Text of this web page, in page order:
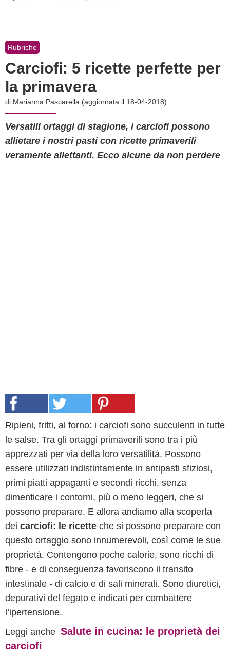
Rubriche
Carciofi: 5 ricette perfette per
la primavera
di Marianna Pascarella (aggiornata il 18-04-2018)
Versatili ortaggi di stagione, i carciofi possono
allietare i nostri pasti con ricette primaverili
veramente allettanti. Ecco alcune da non perdere
Ripieni, fritti, al forno: i carciofi sono succulenti in tutte
le salse. Tra gli ortaggi primaverili sono tra i più
apprezzati per via della loro versatilità. Possono
essere utilizzati indistintamente in antipasti sfiziosi,
primi piatti appaganti e secondi ricchi, senza
dimenticare i contorni, più o meno leggeri, che si
possono preparare. E allora andiamo alla scoperta
dei carciofi: le ricette che si possono preparare con
questo ortaggio sono innumerevoli, così come le sue
proprietà. Contengono poche calorie, sono ricchi di
fibre - e di conseguenza favoriscono il transito
intestinale - di calcio e di sali minerali. Sono diuretici,
depurativi del fegato e indicati per combattere
l’ipertensione.
Leggi anche Salute in cucina: le proprietà dei
carciofi